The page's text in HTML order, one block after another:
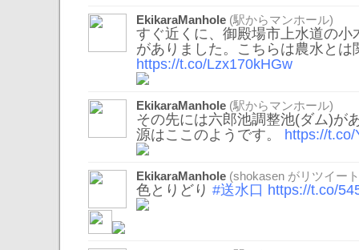
EkikaraManhole (駅からマンホール)
すぐ近くに、御殿場市上水道の小
がありました。こちらは農水とは
https://t.co/Lzx170kHGw
EkikaraManhole (駅からマンホール)
その先には六郎池調整池(ダム)が
源はここのようです。 https://
EkikaraManhole (shokasen がリツイー
色とりどり #送水口 https://t.co/